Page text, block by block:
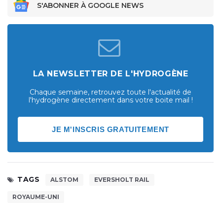
S'ABONNER À GOOGLE NEWS
LA NEWSLETTER DE L'HYDROGÈNE
Chaque semaine, retrouvez toute l'actualité de
l'hydrogène directement dans votre boite mail !
JE M'INSCRIS GRATUITEMENT
TAGS ALSTOM EVERSHOLT RAIL
ROYAUME-UNI